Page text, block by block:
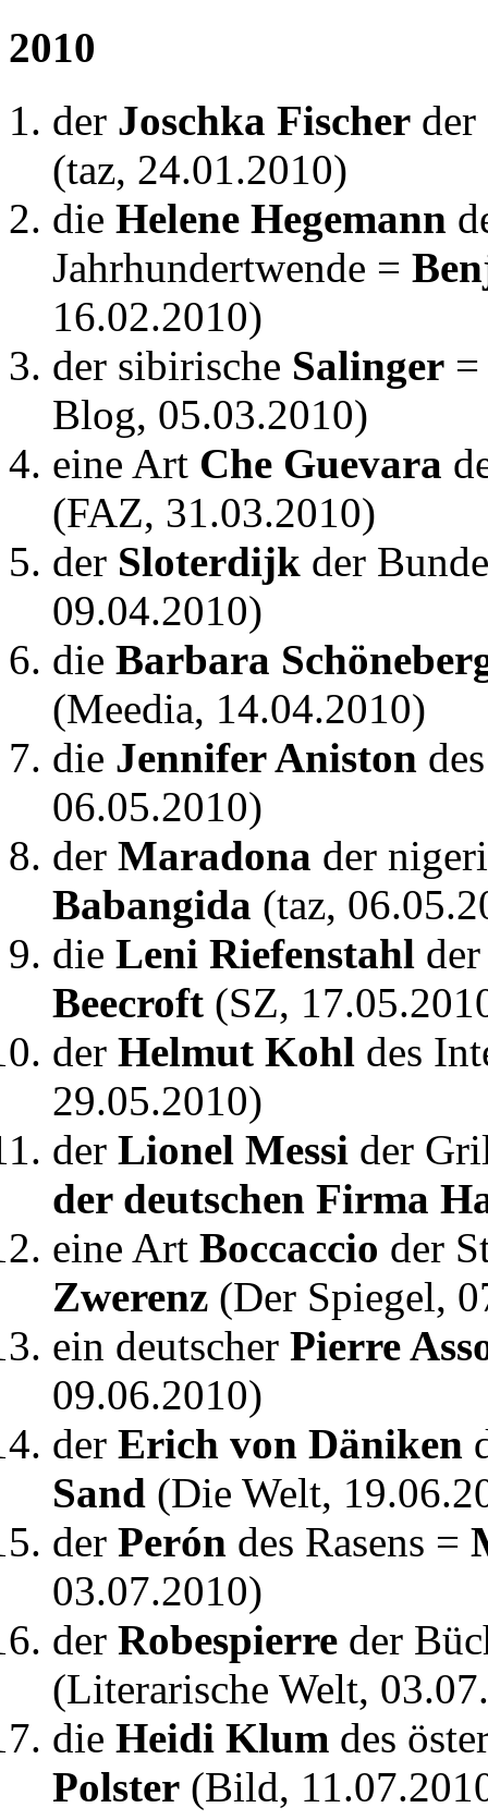
2010
der Joschka Fischer
(taz, 24.01.2010)
die Helene Hegemann
Jahrhundertwende =
16.02.2010)
der sibirische Salinger
Blog, 05.03.2010)
eine Art Che Guevara
(FAZ, 31.03.2010)
der Sloterdijk der
09.04.2010)
die Barbara
(Meedia, 14.04.2010)
die Jennifer Aniston
06.05.2010)
der Maradona der
Babangida (taz,
die Leni Riefenstahl
Beecroft (SZ,
der Helmut Kohl des
29.05.2010)
der Lionel Messi der
der deutschen Firma
eine Art Boccaccio der
Zwerenz (Der Spiegel,
ein deutscher Pierre
09.06.2010)
der Erich von Däniken
Sand (Die Welt,
der Perón des Rasens =
03.07.2010)
der Robespierre der
(Literarische Welt,
die Heidi Klum des
Polster (Bild,